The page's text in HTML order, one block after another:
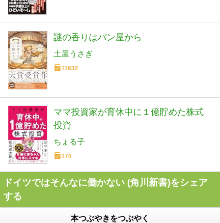
謎の香りはパン屋から
土屋うさぎ
11632
ママ投資家が育休中に１億貯めた株式
投資
ちょる子
170
ドイツではそんなに働かない (角川新書)をシェア
する
本つぶやきをつぶやく